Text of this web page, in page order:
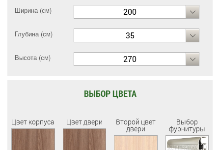
Ширина (см) 200
Глубина (см) 35
Высота (см) 270
ВЫБОР ЦВЕТА
Цвет корпуса Цвет двери Второй цвет
двери
Выбор
фурнитуры